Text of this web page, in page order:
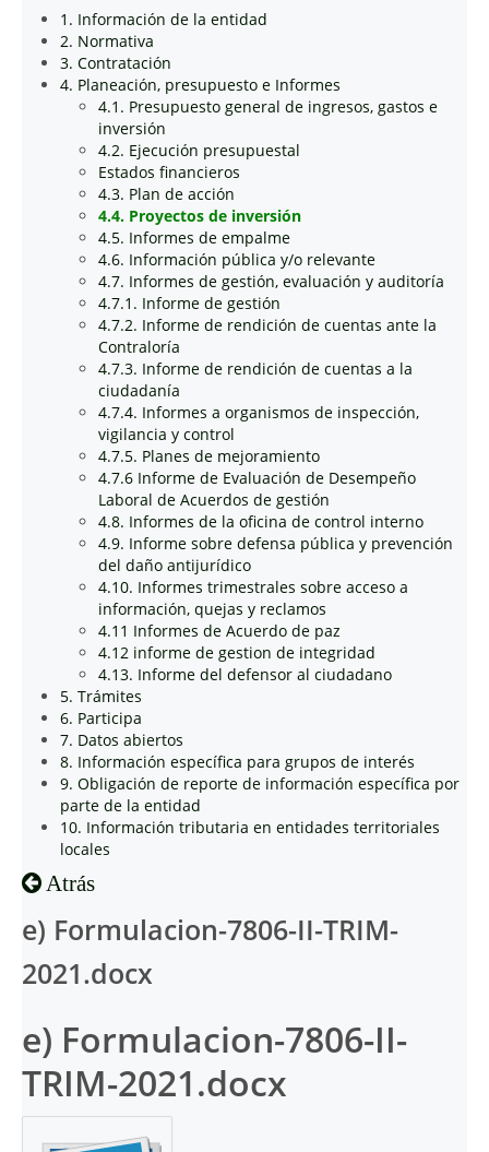
1. Información de la entidad
2. Normativa
3. Contratación
4. Planeación, presupuesto e Informes
4.1. Presupuesto general de ingresos, gastos e
inversión
4.2. Ejecución presupuestal
Estados financieros
4.3. Plan de acción
4.4. Proyectos de inversión
4.5. Informes de empalme
4.6. Información pública y/o relevante
4.7. Informes de gestión, evaluación y auditoría
4.7.1. Informe de gestión
4.7.2. Informe de rendición de cuentas ante la
Contraloría
4.7.3. Informe de rendición de cuentas a la
ciudadanía
4.7.4. Informes a organismos de inspección,
vigilancia y control
4.7.5. Planes de mejoramiento
4.7.6 Informe de Evaluación de Desempeño
Laboral de Acuerdos de gestión
4.8. Informes de la oficina de control interno
4.9. Informe sobre defensa pública y prevención
del daño antijurídico
4.10. Informes trimestrales sobre acceso a
información, quejas y reclamos
4.11 Informes de Acuerdo de paz
4.12 informe de gestion de integridad
4.13. Informe del defensor al ciudadano
5. Trámites
6. Participa
7. Datos abiertos
8. Información específica para grupos de interés
9. Obligación de reporte de información específica por
parte de la entidad
10. Información tributaria en entidades territoriales
locales
Atrás
e) Formulacion-7806-II-TRIM-
2021.docx
e) Formulacion-7806-II-
TRIM-2021.docx